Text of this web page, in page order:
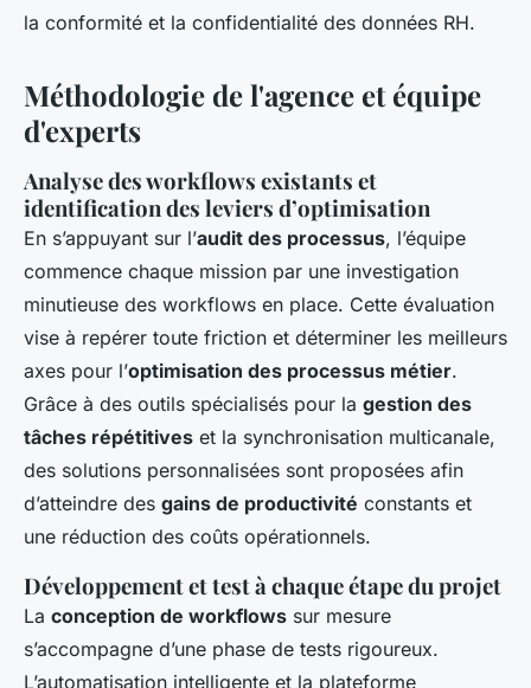
la conformité et la confidentialité des données RH.
Méthodologie de l'agence et équipe
d'experts
Analyse des workflows existants et
identification des leviers d’optimisation
En s’appuyant sur l’audit des processus, l’équipe
commence chaque mission par une investigation
minutieuse des workflows en place. Cette évaluation
vise à repérer toute friction et déterminer les meilleurs
axes pour l’optimisation des processus métier.
Grâce à des outils spécialisés pour la gestion des
tâches répétitives et la synchronisation multicanale,
des solutions personnalisées sont proposées afin
d’atteindre des gains de productivité constants et
une réduction des coûts opérationnels.
Développement et test à chaque étape du projet
La conception de workflows sur mesure
s’accompagne d’une phase de tests rigoureux.
L’automatisation intelligente et la plateforme